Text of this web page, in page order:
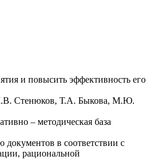
и повысить эффективность его
М.В. Стенюков, Т.А. Быкова, М.Ю.
– методическая база
в соответствии с
рациональной